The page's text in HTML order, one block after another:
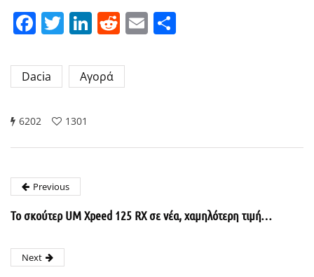
Facebook
Twitter
LinkedIn
Reddit
Email
Dacia Αγορά
6202 1301
Previous
Το σκούτερ UM Xpeed 125 RX σε νέα, χαμηλότερη τιμή…
Next